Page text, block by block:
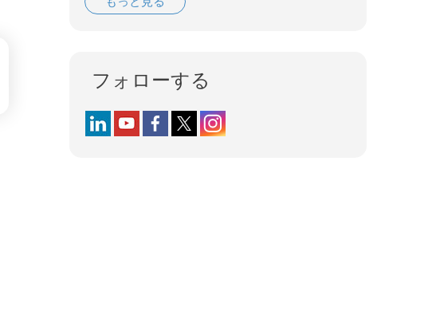
フォローする
Follow us on LinkedIn
Follow us on YouTube
Follow us on Facebook
Follow us on X (formerly Twitter)
Follow us on Instagram